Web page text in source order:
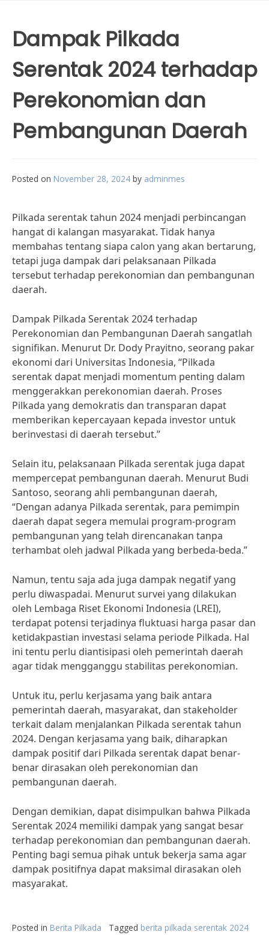
Dampak Pilkada
Serentak 2024 terhadap
Perekonomian dan
Pembangunan Daerah
Posted on November 28, 2024 by adminmes
Pilkada serentak tahun 2024 menjadi perbincangan
hangat di kalangan masyarakat. Tidak hanya
membahas tentang siapa calon yang akan bertarung,
tetapi juga dampak dari pelaksanaan Pilkada
tersebut terhadap perekonomian dan pembangunan
daerah.
Dampak Pilkada Serentak 2024 terhadap
Perekonomian dan Pembangunan Daerah sangatlah
signifikan. Menurut Dr. Dody Prayitno, seorang pakar
ekonomi dari Universitas Indonesia, “Pilkada
serentak dapat menjadi momentum penting dalam
menggerakkan perekonomian daerah. Proses
Pilkada yang demokratis dan transparan dapat
memberikan kepercayaan kepada investor untuk
berinvestasi di daerah tersebut.”
Selain itu, pelaksanaan Pilkada serentak juga dapat
mempercepat pembangunan daerah. Menurut Budi
Santoso, seorang ahli pembangunan daerah,
“Dengan adanya Pilkada serentak, para pemimpin
daerah dapat segera memulai program-program
pembangunan yang telah direncanakan tanpa
terhambat oleh jadwal Pilkada yang berbeda-beda.”
Namun, tentu saja ada juga dampak negatif yang
perlu diwaspadai. Menurut survei yang dilakukan
oleh Lembaga Riset Ekonomi Indonesia (LREI),
terdapat potensi terjadinya fluktuasi harga pasar dan
ketidakpastian investasi selama periode Pilkada. Hal
ini tentu perlu diantisipasi oleh pemerintah daerah
agar tidak mengganggu stabilitas perekonomian.
Untuk itu, perlu kerjasama yang baik antara
pemerintah daerah, masyarakat, dan stakeholder
terkait dalam menjalankan Pilkada serentak tahun
2024. Dengan kerjasama yang baik, diharapkan
dampak positif dari Pilkada serentak dapat benar-
benar dirasakan oleh perekonomian dan
pembangunan daerah.
Dengan demikian, dapat disimpulkan bahwa Pilkada
Serentak 2024 memiliki dampak yang sangat besar
terhadap perekonomian dan pembangunan daerah.
Penting bagi semua pihak untuk bekerja sama agar
dampak positifnya dapat maksimal dirasakan oleh
masyarakat.
Posted in Berita Pilkada Tagged berita pilkada serentak 2024